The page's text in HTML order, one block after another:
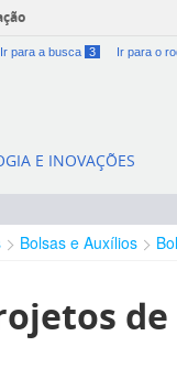
Ir para a busca 3 Ir para o
E INOVAÇÕES
Bolsas e Auxílios
de